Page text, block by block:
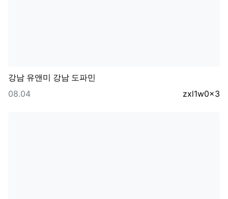
강남 유앤미 강남 도파민
등록자
zxl1w0x3
등록일
08.04